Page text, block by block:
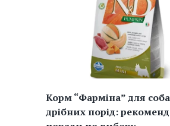
Корм “Фарміна” для
дрібних порід: